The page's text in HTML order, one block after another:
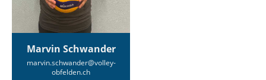
Marvin Schwander
marvin.schwander@volley-
obfelden.ch